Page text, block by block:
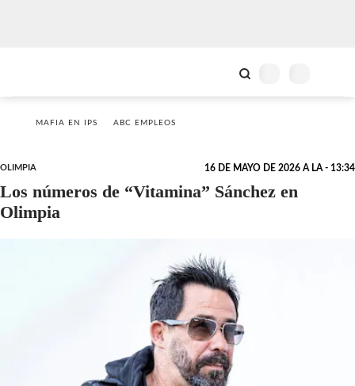
MAFIA EN IPS ABC EMPLEOS
OLIMPIA 16 DE MAYO DE 2026 A LA - 13:34
Los números de “Vitamina” Sánchez en
Olimpia